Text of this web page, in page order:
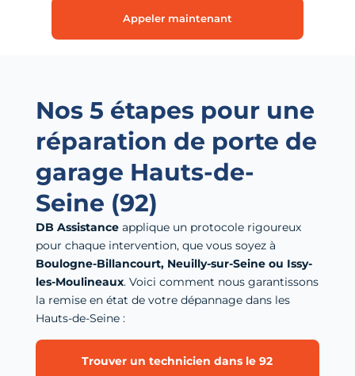
Appeler maintenant
Nos 5 étapes pour une
réparation de porte de
garage Hauts-de-
Seine (92)
DB Assistanceapplique un protocole rigoureux
pour chaque intervention, que vous soyez à
Boulogne-Billancourt, Neuilly-sur-Seine ou Issy-
les-Moulineaux. Voici comment nous garantissons
la remise en état de votre dépannage dans les
Hauts-de-Seine :
Trouver un technicien dans le 92